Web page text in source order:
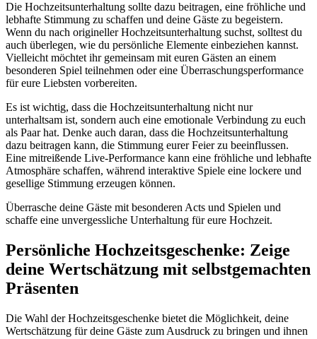
Die Hochzeitsunterhaltung sollte dazu beitragen, eine fröhliche und
lebhafte Stimmung zu schaffen und deine Gäste zu begeistern.
Wenn du nach origineller Hochzeitsunterhaltung suchst, solltest du
auch überlegen, wie du persönliche Elemente einbeziehen kannst.
Vielleicht möchtet ihr gemeinsam mit euren Gästen an einem
besonderen Spiel teilnehmen oder eine Überraschungsperformance
für eure Liebsten vorbereiten.
Es ist wichtig, dass die Hochzeitsunterhaltung nicht nur
unterhaltsam ist, sondern auch eine emotionale Verbindung zu euch
als Paar hat. Denke auch daran, dass die Hochzeitsunterhaltung
dazu beitragen kann, die Stimmung eurer Feier zu beeinflussen.
Eine mitreißende Live-Performance kann eine fröhliche und lebhafte
Atmosphäre schaffen, während interaktive Spiele eine lockere und
gesellige Stimmung erzeugen können.
Überrasche deine Gäste mit besonderen Acts und Spielen und
schaffe eine unvergessliche Unterhaltung für eure Hochzeit.
Persönliche Hochzeitsgeschenke: Zeige
deine Wertschätzung mit selbstgemachten
Präsenten
Die Wahl der Hochzeitsgeschenke bietet die Möglichkeit, deine
Wertschätzung für deine Gäste zum Ausdruck zu bringen und ihnen